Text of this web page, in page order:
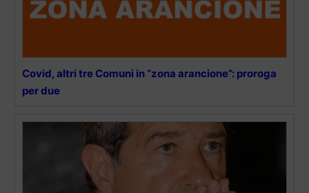
Covid, altri tre Comuni in “zona arancione”: proroga
per due